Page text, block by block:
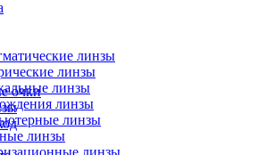
очки
линзы
линзы
линзы
линзы
линзы
линзы
линзы